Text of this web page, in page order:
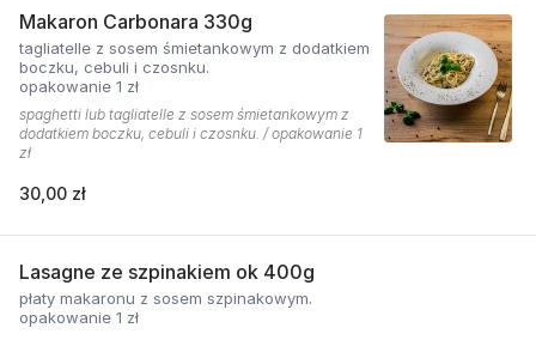
Makaron Carbonara 330g
tagliatelle z sosem śmietankowym z dodatkiem
boczku, cebuli i czosnku.
opakowanie 1 zł
spaghetti lub tagliatelle z sosem śmietankowym z
dodatkiem boczku, cebuli i czosnku. / opakowanie 1
zł
30,00 zł
Lasagne ze szpinakiem ok 400g
płaty makaronu z sosem szpinakowym.
opakowanie 1 zł